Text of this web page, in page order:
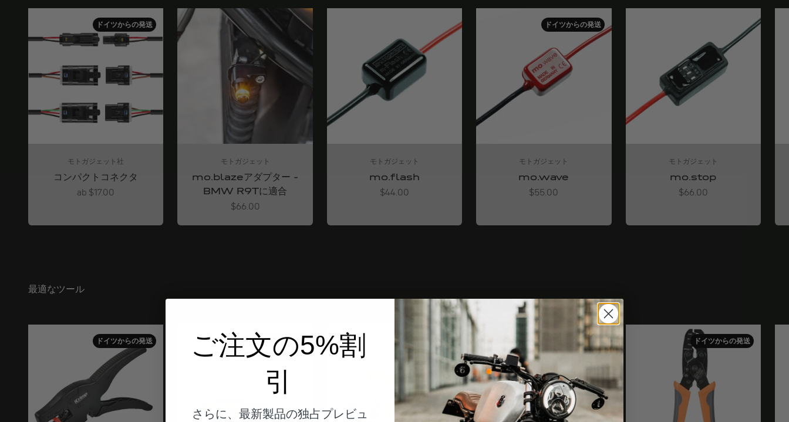
ドイツからの発送
モトガジェット社
コンパクトコネクタ
Angebot
ab $17.00
モトガジェット
mo.blazeアダプター -
BMW R9Tに適合
Angebot
$66.00
モトガジェット
mo.flash
Angebot
$44.00
ドイツからの発送
モトガジェット
mo.wave
Angebot
$55.00
モトガジェット
mo.stop
Angebot
$66.00
最適なツール
ドイツからの発送 ドイツからの発送 ドイツからの発送 ドイツからの発送 ドイツからの発送
ご注文の5%割
引
さらに、最新製品の独占プレビュ